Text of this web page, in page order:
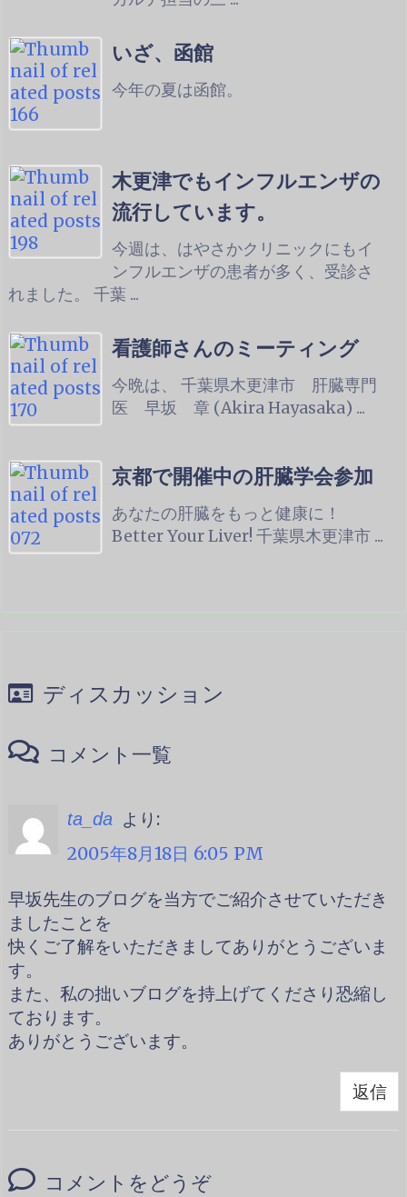
いざ、函館
今年の夏は函館。
木更津でもインフルエンザの
流行しています。
今週は、はやさかクリニックにもイ
ンフルエンザの患者が多く、受診さ
れました。 千葉 ...
看護師さんのミーティング
今晩は、 千葉県木更津市 肝臓専門
医 早坂 章 (Akira Hayasaka) ...
京都で開催中の肝臓学会参加
あなたの肝臓をもっと健康に！
Better Your Liver! 千葉県木更津市 ...
ディスカッション
コメント一覧
ta_da より:
2005年8月18日 6:05 PM
早坂先生のブログを当方でご紹介させていただき
ましたことを
快くご了解をいただきましてありがとうございま
す。
また、私の拙いブログを持上げてくださり恐縮し
ております。
ありがとうございます。
返信
コメントをどうぞ